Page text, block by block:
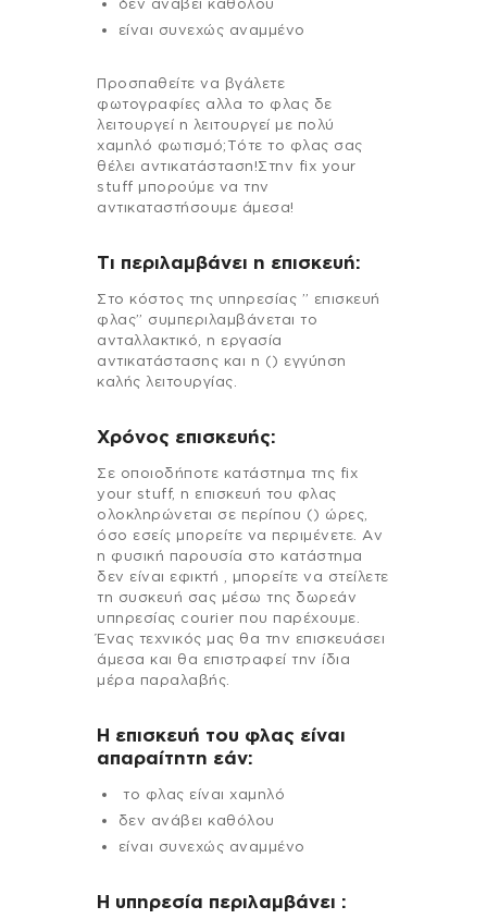
δεν ανάβει καθόλου
είναι συνεχώς αναμμένο
Προσπαθείτε να βγάλετε
φωτογραφίες αλλα το φλας δε
λειτουργεί η λειτουργεί με πολύ
χαμηλό φωτισμό;Τότε το φλας σας
θέλει αντικατάσταση!Στην fix your
stuff μπορούμε να την
αντικαταστήσουμε άμεσα!
Τι περιλαμβάνει η επισκευή:
Στo κόστος της υπηρεσίας ” επισκευή
φλας” συμπεριλαμβάνεται το
ανταλλακτικό, η εργασία
αντικατάστασης και η () εγγύηση
καλής λειτουργίας.
Χρόνος επισκευής:
Σε οποιοδήποτε κατάστημα της fix
your stuff, η επισκευή του φλας
ολοκληρώνεται σε περίπου () ώρες,
όσο εσείς μπορείτε να περιμένετε. Αν
η φυσική παρουσία στο κατάστημα
δεν είναι εφικτή , μπορείτε να στείλετε
τη συσκευή σας μέσω της δωρεάν
υπηρεσίας courier που παρέχουμε.
Ένας τεχνικός μας θα την επισκευάσει
άμεσα και θα επιστραφεί την ίδια
μέρα παραλαβής.
Η επισκευή του φλας είναι
απαραίτητη εάν:
το φλας είναι χαμηλό
δεν ανάβει καθόλου
είναι συνεχώς αναμμένο
H υπηρεσία περιλαμβάνει :